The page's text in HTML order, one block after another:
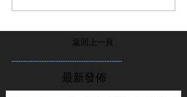
返回上一頁
...............................................................
最新發佈